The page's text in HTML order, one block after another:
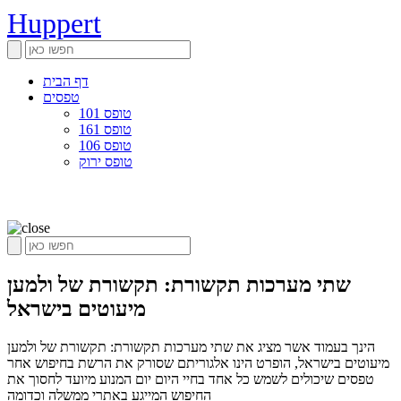
Huppert
דף הבית
טפסים
טופס 101
טופס 161
טופס 106
טופס ירוק
שתי מערכות תקשורת: תקשורת של ולמען
מיעוטים בישראל
הינך בעמוד אשר מציג את שתי מערכות תקשורת: תקשורת של ולמען
מיעוטים בישראל, הופרט הינו אלגוריתם שסורק את הרשת בחיפוש אחר
טפסים שיכולים לשמש כל אחד בחיי היום יום המנוע מיועד לחסוך את
החיפוש המייגע באתרי ממשלה וכדומה